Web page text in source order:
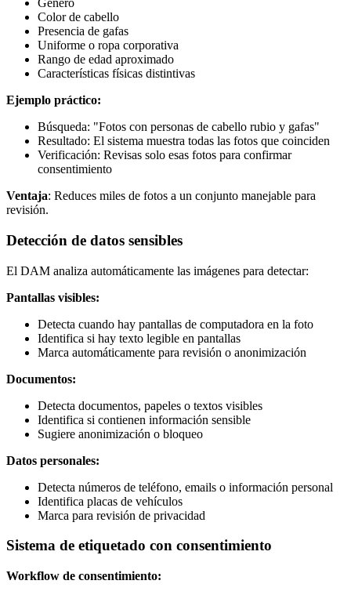
Género
Color de cabello
Presencia de gafas
Uniforme o ropa corporativa
Rango de edad aproximado
Características físicas distintivas
Ejemplo práctico:
Búsqueda: "Fotos con personas de cabello rubio y gafas"
Resultado: El sistema muestra todas las fotos que coinciden
Verificación: Revisas solo esas fotos para confirmar
consentimiento
Ventaja: Reduces miles de fotos a un conjunto manejable para
revisión.
Detección de datos sensibles
El DAM analiza automáticamente las imágenes para detectar:
Pantallas visibles:
Detecta cuando hay pantallas de computadora en la foto
Identifica si hay texto legible en pantallas
Marca automáticamente para revisión o anonimización
Documentos:
Detecta documentos, papeles o textos visibles
Identifica si contienen información sensible
Sugiere anonimización o bloqueo
Datos personales:
Detecta números de teléfono, emails o información personal
Identifica placas de vehículos
Marca para revisión de privacidad
Sistema de etiquetado con consentimiento
Workflow de consentimiento: